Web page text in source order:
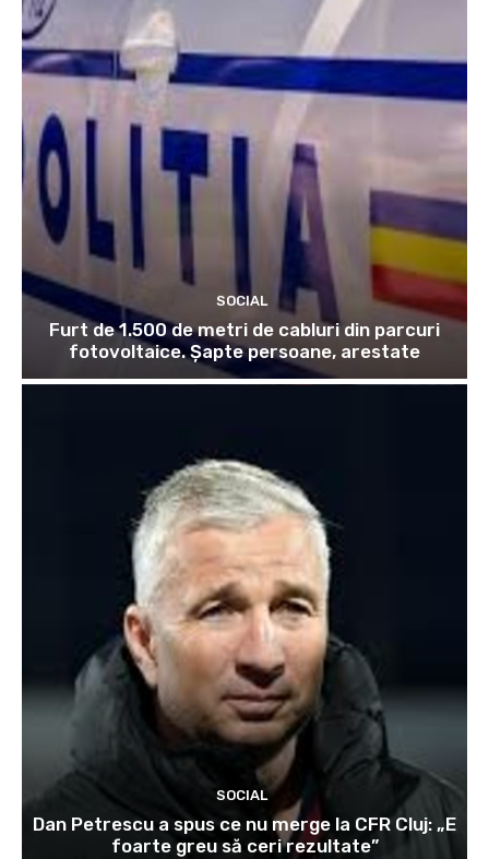
SOCIAL
Furt de 1.500 de metri de cabluri din parcuri
fotovoltaice. Șapte persoane, arestate
SOCIAL
Dan Petrescu a spus ce nu merge la CFR Cluj: „E
foarte greu să ceri rezultate”